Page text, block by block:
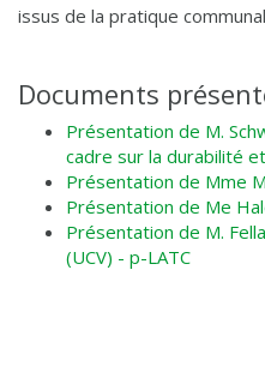
issus de la pratique
Documents
Présentation de M.
cadre sur la durabilité
Présentation de Mme
Présentation de Me
Présentation de M.
(UCV) - p-LATC